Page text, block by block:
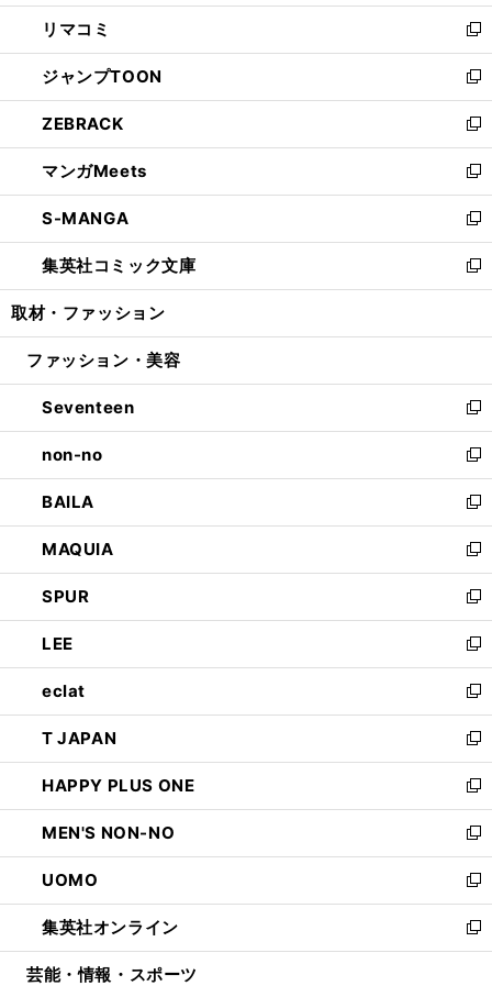
ウ
で
開
く
ン
ド
ウ
で
開
く
ウ
ィ
ン
ド
ウ
で
開
く
し
い
ウ
ィ
ン
ド
ウ
で
開
く
リマコミ
新
し
い
ウ
ィ
ン
ド
ウ
で
開
く
ジャンプTOON
新
し
い
ウ
ィ
ン
ド
ウ
で
開
ZEBRACK
新
し
い
ウ
ィ
ン
ド
ウ
開
マンガMeets
新
し
い
ウ
ィ
ン
ウ
開
く
S-MANGA
新
し
い
ウ
ン
ウ
で
開
く
集英社コミック文庫
新
し
ウ
ン
ド
ウ
で
開
く
取材・ファッション
ファッション・美容
Seventeen
新
し
い
ウ
ィ
ン
ド
ウ
で
開
く
non-no
新
し
い
ウ
ィ
ン
ド
ウ
で
開
く
BAILA
新
し
い
ウ
ィ
ン
ド
ウ
で
開
く
MAQUIA
新
し
い
ウ
ィ
ン
ド
ウ
で
開
く
SPUR
新
し
い
ウ
ィ
ン
ド
ウ
で
開
く
LEE
新
し
い
ウ
ィ
ン
ド
ウ
で
開
く
eclat
新
し
い
ウ
ィ
ン
ド
ウ
で
開
く
T JAPAN
新
し
い
ウ
ィ
ン
ド
ウ
で
開
HAPPY PLUS ONE
新
し
い
ウ
ィ
ン
ド
ウ
MEN'S NON-NO
新
し
い
ウ
ィ
ン
UOMO
新
し
い
ウ
集英社オンライン
新
し
芸能・情報・スポーツ